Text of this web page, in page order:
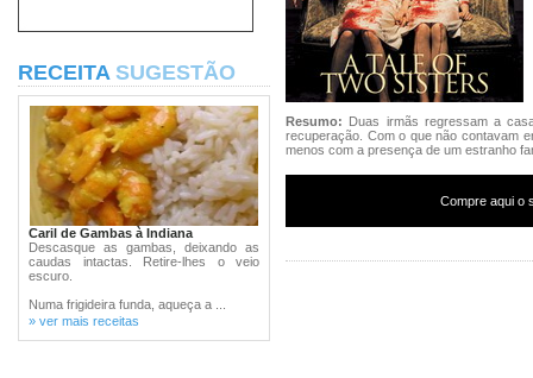
RECEITA SUGESTÃO
Caril de Gambas à Indiana
Descasque as gambas, deixando as
caudas intactas. Retire-lhes o veio
escuro.
Numa frigideira funda, aqueça a ...
» ver mais receitas
Resumo: Duas irmãs regressam a
recuperação. Com o que não contavam
menos com a presença de um estranho
Compre aqui o